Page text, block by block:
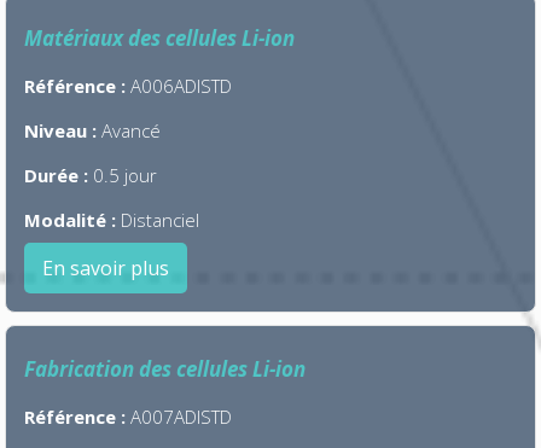
Matériaux des cellules Li-ion
Référence : A006ADISTD
Niveau : Avancé
Durée : 0.5 jour
Modalité : Distanciel
En savoir plus
Fabrication des cellules Li-ion
Référence : A007ADISTD